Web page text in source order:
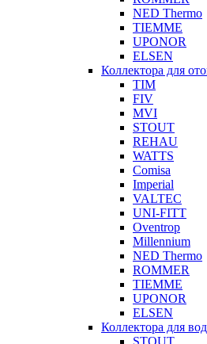
NED Thermo
TIEMME
UPONOR
ELSEN
Коллектора для
TIM
FIV
MVI
STOUT
REHAU
WATTS
Comisa
Imperial
VALTEC
UNI-FITT
Oventrop
Millennium
NED Thermo
ROMMER
TIEMME
UPONOR
ELSEN
Коллектора для
STOUT